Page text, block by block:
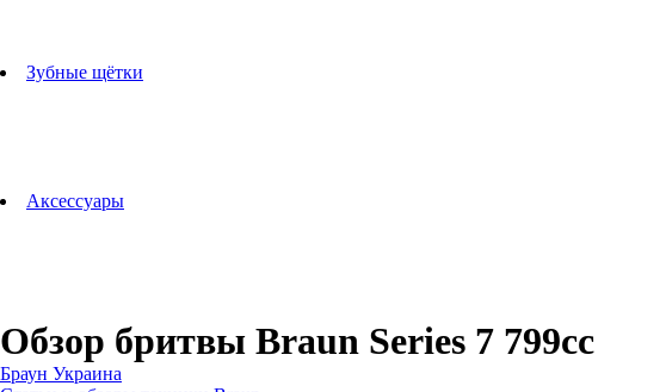
Зубные щётки
Аксессуары
Обзор бритвы Braun Series 7 799cc
Браун Украина